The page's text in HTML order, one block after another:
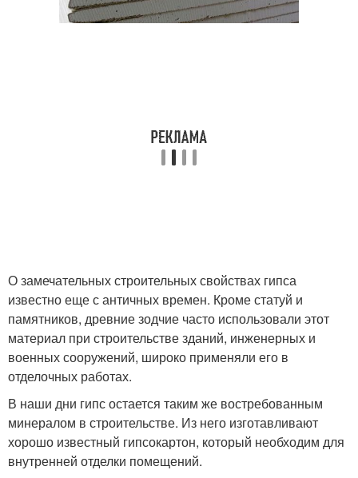
О замечательных строительных свойствах гипса
известно еще с античных времен. Кроме статуй и
памятников, древние зодчие часто использовали этот
материал при строительстве зданий, инженерных и
военных сооружений, широко применяли его в
отделочных работах.
В наши дни гипс остается таким же востребованным
минералом в строительстве. Из него изготавливают
хорошо известный гипсокартон, который необходим для
внутренней отделки помещений.